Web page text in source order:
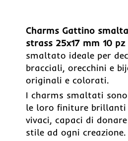
-39%
Charms Gattino
strass 25x17 mm 10 pz
smaltato ideale per
bracciali, orecchini e
originali e colorati.
I charms smaltati
le loro finiture brillanti
vivaci, capaci di
stile ad ogni creazione.